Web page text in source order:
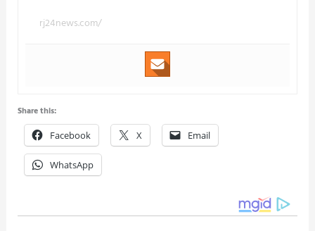
rj24news.com/
Share this:
Facebook X Email
WhatsApp